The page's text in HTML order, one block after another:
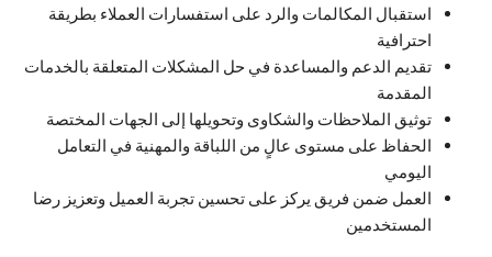
استقبال المكالمات والرد على استفسارات العملاء بطريقة
احترافية
تقديم الدعم والمساعدة في حل المشكلات المتعلقة بالخدمات
المقدمة
توثيق الملاحظات والشكاوى وتحويلها إلى الجهات المختصة
الحفاظ على مستوى عالٍ من اللباقة والمهنية في التعامل
اليومي
العمل ضمن فريق يركز على تحسين تجربة العميل وتعزيز رضا
المستخدمين